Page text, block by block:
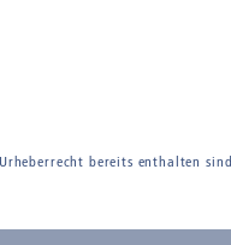
bereits enthalten